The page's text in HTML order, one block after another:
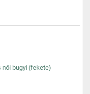
női bugyi (fekete)